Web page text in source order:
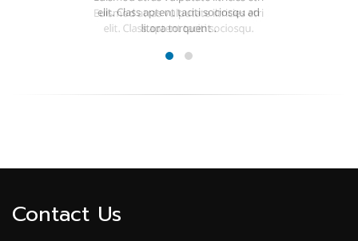
Contact Us